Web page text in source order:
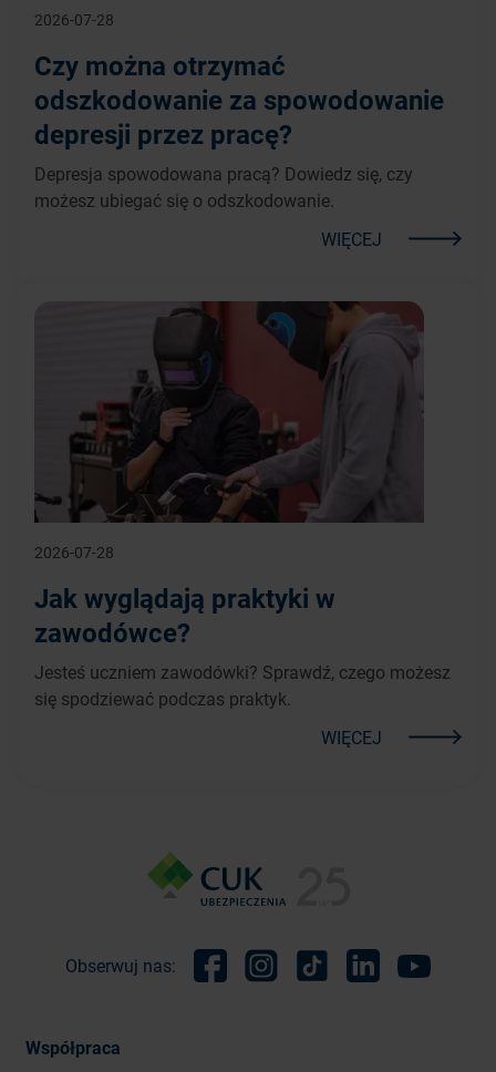
2026-07-28
Czy można otrzymać
odszkodowanie za spowodowanie
depresji przez pracę?
Depresja spowodowana pracą? Dowiedz się, czy
możesz ubiegać się o odszkodowanie.
WIĘCEJ
2026-07-28
Jak wyglądają praktyki w
zawodówce?
Jesteś uczniem zawodówki? Sprawdź, czego możesz
się spodziewać podczas praktyk.
WIĘCEJ
Obserwuj nas:
Współpraca